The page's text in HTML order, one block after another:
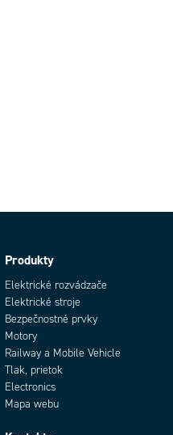
Produkty
Elektrické rozvádzače
Elektrické stroje
Bezpečnostné prvky
Motory
Railway a Mobile Vehicle
Tlak, prietok
Electronics
Mapa webu